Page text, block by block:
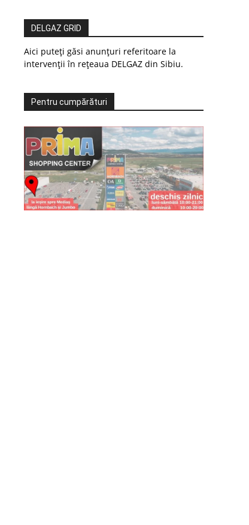
DELGAZ GRID
Aici puteți găsi anunțuri referitoare la
intervenții în rețeaua DELGAZ din Sibiu.
Pentru cumpărături